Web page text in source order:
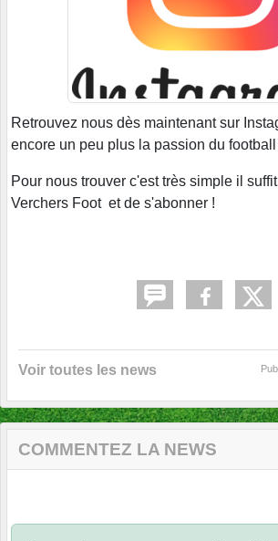
Retrouvez nous dès maintenant sur
encore un peu plus la passion du football
Pour nous trouver c'est très simple il
Verchers Foot et de s'abonner !
Voir toutes les news
COMMENTEZ LA NEWS